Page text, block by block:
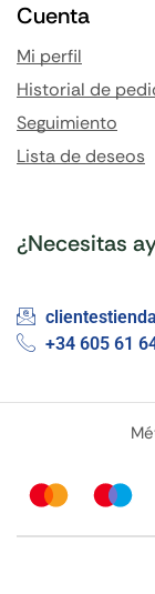
Cuenta
Mi perfil
Historial de
Seguimiento
Lista de deseos
¿Necesitas
+34 605 61